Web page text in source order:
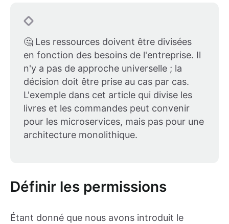
🤔 Les ressources doivent être divisées
en fonction des besoins de l'entreprise. Il
n'y a pas de approche universelle ; la
décision doit être prise au cas par cas.
L'exemple dans cet article qui divise les
livres et les commandes peut convenir
pour les microservices, mais pas pour une
architecture monolithique.
Définir les permissions
Étant donné que nous avons introduit le